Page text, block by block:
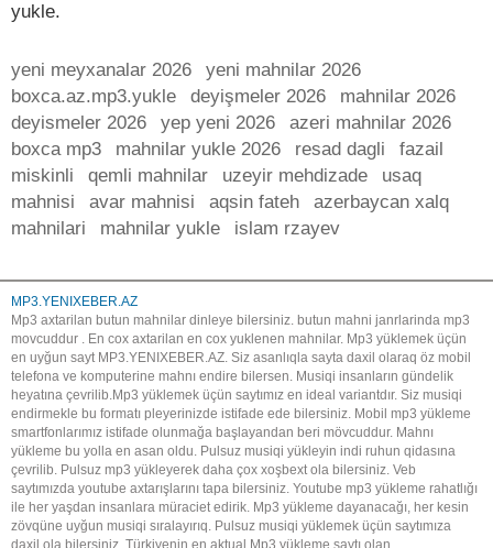
yukle.
yeni meyxanalar 2026
yeni mahnilar 2026
boxca.az.mp3.yukle
deyişmeler 2026
mahnilar 2026
deyismeler 2026
yep yeni 2026
azeri mahnilar 2026
boxca mp3
mahnilar yukle 2026 resad dagli
fazail
miskinli
qemli mahnilar uzeyir mehdizade
usaq
mahnisi
avar mahnisi aqsin fateh
azerbaycan xalq
mahnilari
mahnilar yukle islam rzayev
MP3.YENIXEBER.AZ
Mp3 axtarilan butun mahnilar dinleye bilersiniz. butun mahni janrlarinda mp3
movcuddur . En cox axtarilan en cox yuklenen mahnilar. Mp3 yüklemek üçün
en uyğun sayt MP3.YENIXEBER.AZ. Siz asanlıqla sayta daxil olaraq öz mobil
telefona ve komputerine mahnı endire bilersen. Musiqi insanların gündelik
heyatına çevrilib.Mp3 yüklemek üçün saytımız en ideal variantdır. Siz musiqi
endirmekle bu formatı pleyerinizde istifade ede bilersiniz. Mobil mp3 yükleme
smartfonlarımız istifade olunmağa başlayandan beri mövcuddur. Mahnı
yükleme bu yolla en asan oldu. Pulsuz musiqi yükleyin indi ruhun qidasına
çevrilib. Pulsuz mp3 yükleyerek daha çox xoşbext ola bilersiniz. Veb
saytımızda youtube axtarışlarını tapa bilersiniz. Youtube mp3 yükleme rahatlığı
ile her yaşdan insanlara müraciet edirik. Mp3 yükleme dayanacağı, her kesin
zövqüne uyğun musiqi sıralayırıq. Pulsuz musiqi yüklemek üçün saytımıza
daxil ola bilersiniz. Türkiyenin en aktual Mp3 yükleme saytı olan